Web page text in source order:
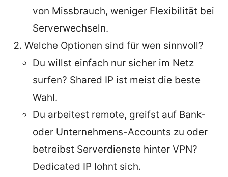
von Missbrauch, weniger Flexibilität bei
Serverwechseln.
Welche Optionen sind für wen sinnvoll?
Du willst einfach nur sicher im Netz
surfen? Shared IP ist meist die beste
Wahl.
Du arbeitest remote, greifst auf Bank-
oder Unternehmens-Accounts zu oder
betreibst Serverdienste hinter VPN?
Dedicated IP lohnt sich.